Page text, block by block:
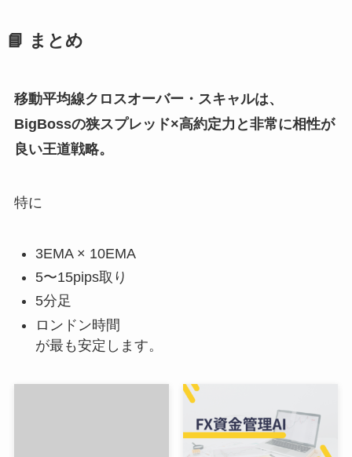
📘 まとめ
移動平均線クロスオーバー・スキャルは、
BigBossの狭スプレッド×高約定力と非常に相性が
良い王道戦略。
特に
3EMA × 10EMA
5〜15pips取り
5分足
ロンドン時間
が最も安定します。